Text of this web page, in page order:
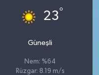
23°
Güneşli
Nem: %64
Rüzgar: 8.19 m/s